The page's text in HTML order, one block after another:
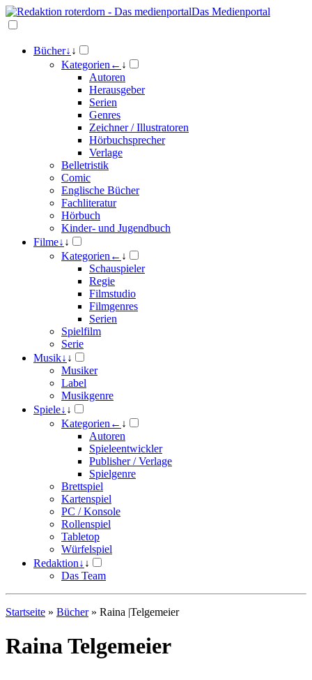
Das Medienportal
Bücher↓ ↓
Kategorien ← ↓
Autoren
Herausgeber
Serien
Genres
Zeichner / Illustratoren
Hörbuchsprecher
Verlage
Belletristik
Comic
Englische Bücher
Fachliteratur
Hörbuch
Kinder- und Jugendbuch
Filme↓ ↓
Kategorien ← ↓
Schauspieler
Regie
Filmstudio
Filmgenres
Serien
Spielfilm
Serie
Musik↓ ↓
Musiker
Label
Musikgenre
Spiele↓ ↓
Kategorien ← ↓
Autoren
Spieleentwickler
Publisher / Verlage
Spielgenre
Brettspiel
Kartenspiel
PC / Konsole
Rollenspiel
Tabletop
Würfelspiel
Redaktion↓ ↓
Das Team
Startseite » Bücher» Raina |Telgemeier
Raina Telgemeier